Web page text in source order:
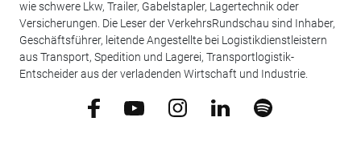
wie schwere Lkw, Trailer, Gabelstapler, Lagertechnik oder
Versicherungen. Die Leser der VerkehrsRundschau sind Inhaber,
Geschäftsführer, leitende Angestellte bei Logistikdienstleistern
aus Transport, Spedition und Lagerei, Transportlogistik-
Entscheider aus der verladenden Wirtschaft und Industrie.